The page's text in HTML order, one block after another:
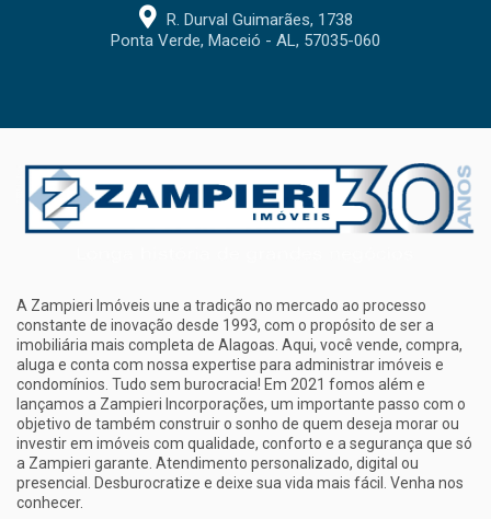
R. Durval Guimarães, 1738
Ponta Verde, Maceió - AL, 57035-060
A Zampieri Imóveis une a tradição no mercado ao processo
constante de inovação desde 1993, com o propósito de ser a
imobiliária mais completa de Alagoas. Aqui, você vende, compra,
aluga e conta com nossa expertise para administrar imóveis e
condomínios. Tudo sem burocracia! Em 2021 fomos além e
lançamos a Zampieri Incorporações, um importante passo com o
objetivo de também construir o sonho de quem deseja morar ou
investir em imóveis com qualidade, conforto e a segurança que só
a Zampieri garante. Atendimento personalizado, digital ou
presencial. Desburocratize e deixe sua vida mais fácil. Venha nos
conhecer.